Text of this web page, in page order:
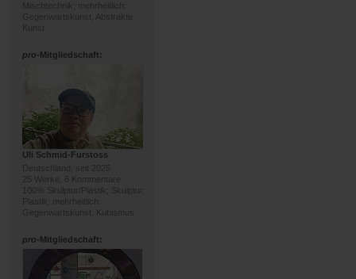
Mischtechnik; mehrheitlich:
Gegenwartskunst, Abstrakte
Kunst
pro-Mitgliedschaft:
Uli Schmid-Furstoss
Deutschland, seit 2025
25 Werke, 6 Kommentare
100% Skulptur/Plastik; Skulptur,
Plastik; mehrheitlich:
Gegenwartskunst, Kubismus
pro-Mitgliedschaft: